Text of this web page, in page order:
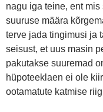
nagu iga teine, ent
suuruse määra
terve jada tingimusi ja
seisust, et uus masin
pakutakse suuremad
hüpoteeklaen ei ole
ootamatute katmise